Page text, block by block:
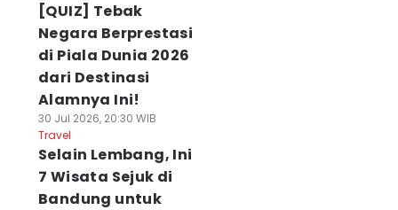
[QUIZ] Tebak
Negara Berprestasi
di Piala Dunia 2026
dari Destinasi
Alamnya Ini!
30 Jul 2026, 20:30 WIB
Travel
Selain Lembang, Ini
7 Wisata Sejuk di
Bandung untuk